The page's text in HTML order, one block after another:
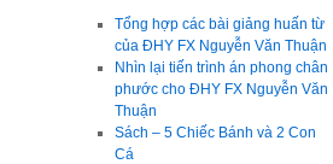
Tổng hợp các bài giảng huấn từ
của ĐHY FX Nguyễn Văn Thuận
Nhìn lại tiến trình án phong chân
phước cho ĐHY FX Nguyễn Văn
Thuận
Sách – 5 Chiếc Bánh và 2 Con
Cá